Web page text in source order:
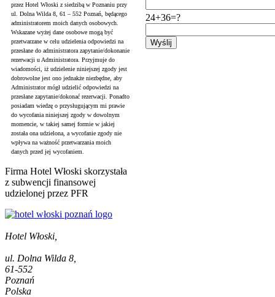
przez Hotel Włoski z siedzibą w Poznaniu przy
ul. Dolna Wilda 8, 61 – 552 Poznań, będącego
administratorem moich danych osobowych.
Wskazane wyżej dane osobowe mogą być
przetwarzane w celu udzielenia odpowiedzi na
przesłane do administratora zapytanie/dokonanie
rezerwacji u Administratora. Przyjmuje do
wiadomości, iż udzielenie niniejszej zgody jest
dobrowolne jest ono jednakże niezbędne, aby
Administrator mógł udzielić odpowiedzi na
przesłane zapytanie/dokonać rezerwacji. Ponadto
posiadam wiedzę o przysługującym mi prawie
do wycofania niniejszej zgody w dowolnym
momencie, w takiej samej formie w jakiej
została ona udzielona, a wycofanie zgody nie
wpływa na ważność przetwarzania moich
danych przed jej wycofaniem.
Firma Hotel Włoski skorzystała
z subwencji finansowej
udzielonej przez PFR
24+36=?
Hotel Włoski,
ul. Dolna Wilda 8,
61-552
Poznań
Polska